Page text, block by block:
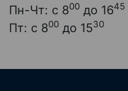
Пн-Чт: с 800 до 1645
Пт: с 800 до 1530